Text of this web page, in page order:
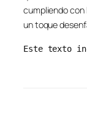
cumpliendo
un toque
Este texto